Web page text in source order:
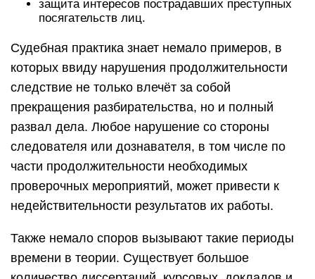
защита интересов пострадавших преступных
посягательств лиц.
Судебная практика знает немало примеров, в
которых ввиду нарушения продолжительности
следствие не только влечёт за собой
прекращения разбирательства, но и полный
развал дела. Любое нарушение со стороны
следователя или дознавателя, в том числе по
части продолжительности необходимых
проверочных мероприятий, может привести к
недействительности результатов их работы.
Также немало споров вызывают такие периоды
времени в теории. Существует большое